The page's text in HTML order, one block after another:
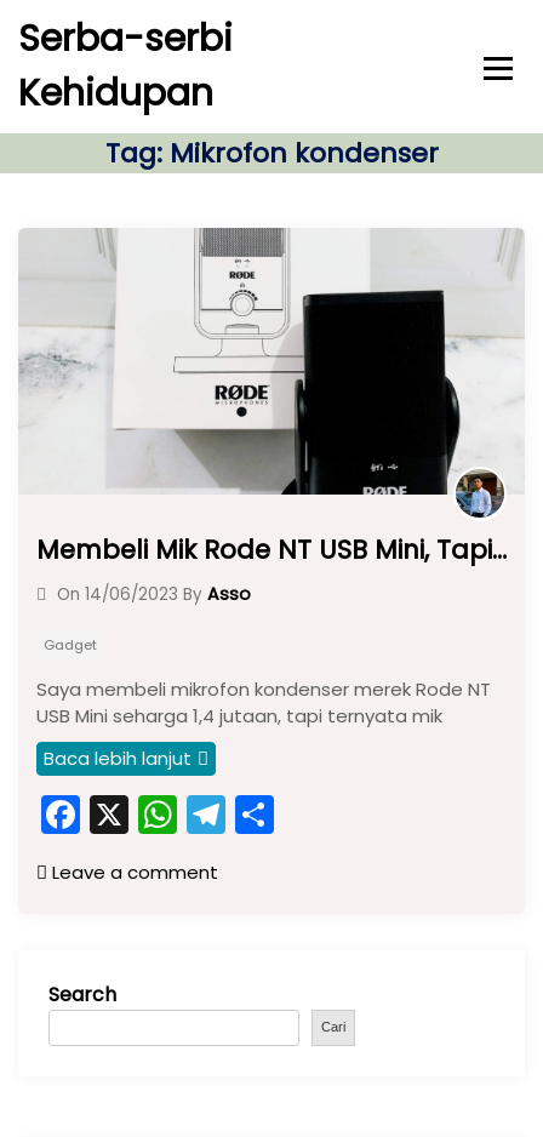
c
Serba-serbi
Kehidupan
Tag: Mikrofon kondenser
Membeli Mik Rode NT USB Mini, Tapi…
On 14/06/2023 By Asso
Gadget
Saya membeli mikrofon kondenser merek Rode NT
USB Mini seharga 1,4 jutaan, tapi ternyata mik
Baca lebih lanjut
F
a
c
o
o
X W
h
a
p
p
T
el
m
Leave a comment
Search
Cari